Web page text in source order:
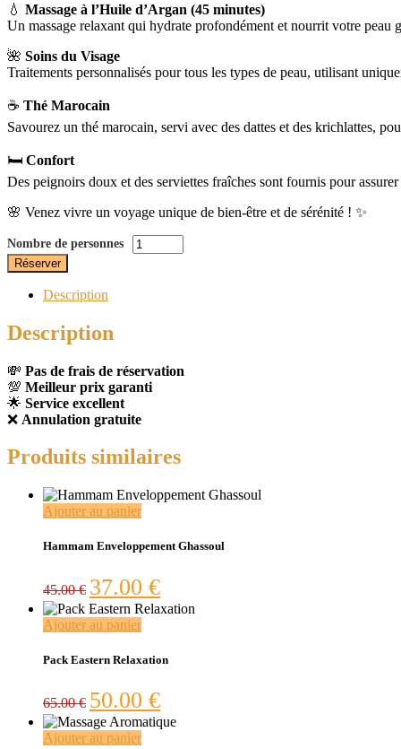
💧 Massage à l’Huile d’Argan (45 minutes)
Un massage relaxant qui hydrate profondément et nourrit votre peau
🌺 Soins du Visage
Traitements personnalisés pour tous les types de peau, utilisant
☕ Thé Marocain
Savourez un thé marocain, servi avec des dattes et des krichlattes,
🛏️ Confort
Des peignoirs doux et des serviettes fraîches sont fournis pour
🌸 Venez vivre un voyage unique de bien-être et de sérénité ! ✨
Pack
Wellness
Réserver
Description
Description
💸 Pas de frais de réservation
💯 Meilleur prix garanti
🌟 Service excellent
❌ Annulation gratuite
Produits similaires
Ajouter au panier
Hammam Enveloppement Ghassoul
45.00€
Le
prix
initial
était :
37.00 €Le
prix
actuel
Ajouter au panier
Pack Eastern Relaxation
65.00€
Le
prix
initial
était :
50.00 €Le
prix
actuel
Ajouter au panier